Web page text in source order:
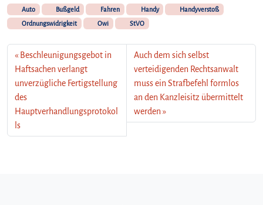
Auto Bußgeld Fahren Handy
Handyverstoß
Ordnungswidrigkeit
Owi StVO
Beschleunigungsgebot in
Haftsachen verlangt
unverzügliche Fertigstellung
des
Hauptverhandlungsprotokol
ls
Auch dem sich selbst
verteidigenden Rechtsanwalt
muss ein Strafbefehl formlos
an den Kanzleisitz übermittelt
werden